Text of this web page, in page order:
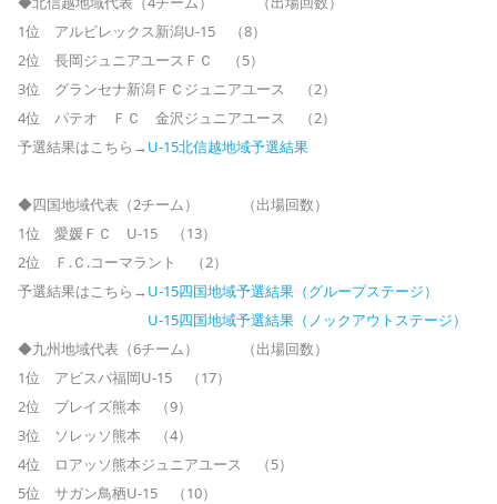
1位 アルビレックス新潟U-15 （8）
2位 長岡ジュニアユースＦＣ （5）
3位 グランセナ新潟ＦＣジュニアユース （2）
4位 パテオ ＦＣ 金沢ジュニアユース （2）
予選結果はこちら→ U-15北信越地域予選結果
◆四国地域代表（2チーム） （出場回数）
1位 愛媛ＦＣ U-15 （13）
2位 Ｆ.Ｃ.コーマラント （2）
予選結果はこちら→ U-15四国地域予選結果（グループステージ）
U-15四国地域予選結果（ノックアウトステージ）
◆九州地域代表（6チーム） （出場回数）
1位 アビスパ福岡U-15 （17）
2位 ブレイズ熊本 （9）
3位 ソレッソ熊本 （4）
4位 ロアッソ熊本ジュニアユース （5）
5位 サガン鳥栖U-15 （10）